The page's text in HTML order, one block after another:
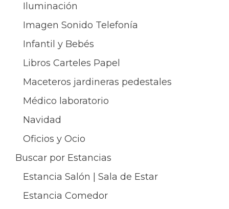
Iluminación
Imagen Sonido Telefonía
Infantil y Bebés
Libros Carteles Papel
Maceteros jardineras pedestales
Médico laboratorio
Navidad
Oficios y Ocio
Buscar por Estancias
Estancia Salón | Sala de Estar
Estancia Comedor